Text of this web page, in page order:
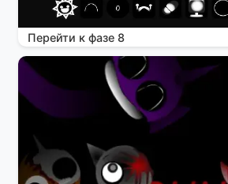
Перейти к фазе 8